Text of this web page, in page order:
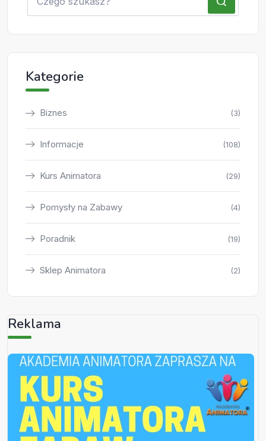
Kategorie
Biznes (3)
Informacje (108)
Kurs Animatora (29)
Pomysły na Zabawy (4)
Poradnik (19)
Sklep Animatora (2)
Reklama